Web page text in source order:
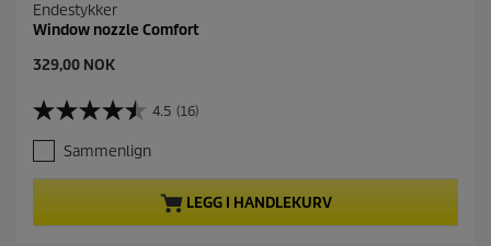
Endestykker
Window nozzle Comfort
C
r
e
n
t
r
329,00 NOK
4.5 (16)
4
.
5
a
Sammenlign
LEGG I HANDLEKURV